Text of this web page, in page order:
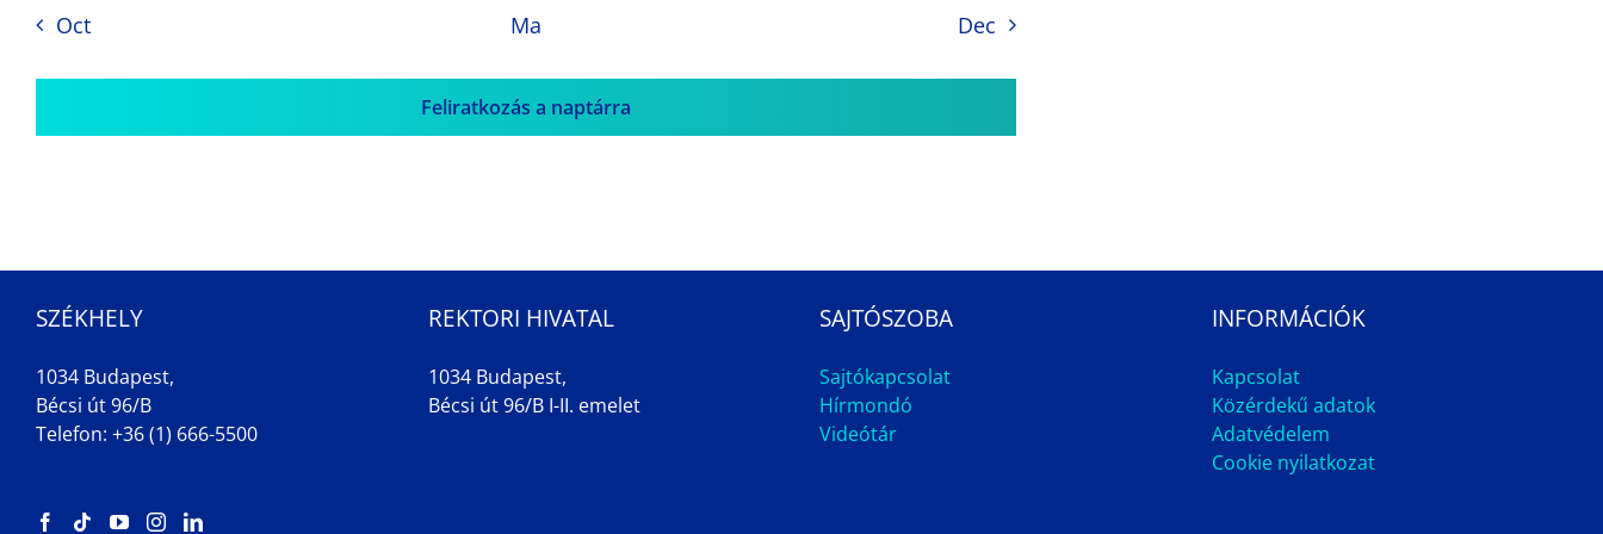
Oct Ma Dec
Feliratkozás a naptárra
SZÉKHELY
1034 Budapest,
Bécsi út 96/B
Telefon: +36 (1) 666-5500
REKTORI HIVATAL
1034 Budapest,
Bécsi út 96/B I-II. emelet
SAJTÓSZOBA
Sajtókapcsolat
Hírmondó
Videótár
INFORMÁCIÓK
Kapcsolat
Közérdekű adatok
Adatvédelem
Cookie nyilatkozat